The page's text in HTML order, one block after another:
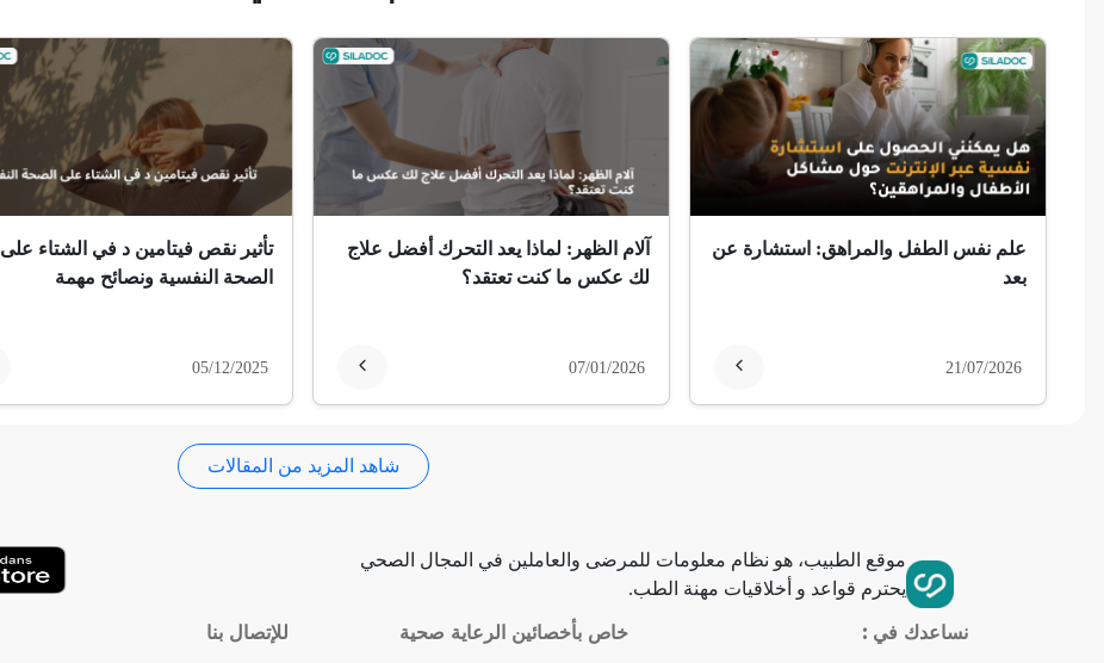
ضمور الألم
ضمور عصبي ألمي
ثعلبة
استسقاء عام
علم نفس الطفل والمراهق: استشارة عن
بعد
21/07/2026
آلام الظهر: لماذا يعد التحرك أفضل علاج
لك عكس ما كنت تعتقد؟
07/01/2026
تأثير نقص فيتامين د في الشتاء على
الصحة النفسية ونصائح مهمة
05/12/2025
شاهد المزيد من المقالات
موقع الطبيب، هو نظام معلومات للمرضى والعاملين في المجال الصحي
يحترم قواعد و أخلاقيات مهنة الطب.
نساعدك في : خاص بأخصائين الرعاية صحية للإتصال بنا